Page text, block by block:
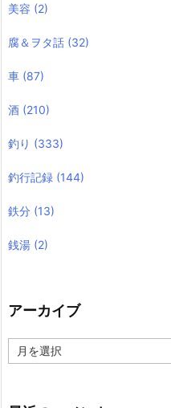
美容 (2)
腐＆ヲタ話 (32)
車 (87)
酒 (210)
釣り (333)
釣行記録 (144)
鉄分 (13)
銭湯 (2)
アーカイブ
ー